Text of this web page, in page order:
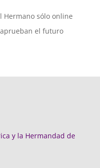
Hermano sólo online
aprueban el futuro
y la Hermandad de